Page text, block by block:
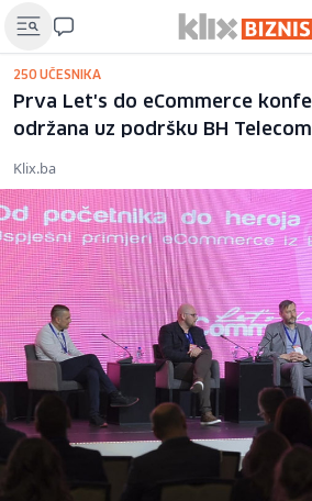
250 UČESNIKA
Prva Let's do eCommerce
održana uz podršku BH
Klix.ba